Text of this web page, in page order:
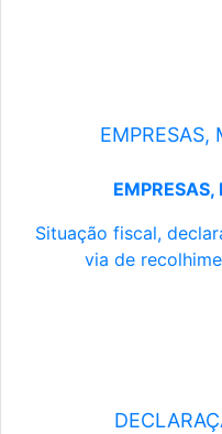
EMPRESAS,
Situação fiscal,
via de